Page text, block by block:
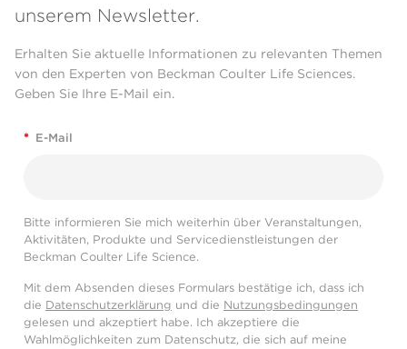
unserem Newsletter.
Erhalten Sie aktuelle Informationen zu relevanten Themen
von den Experten von Beckman Coulter Life Sciences.
Geben Sie Ihre E-Mail ein.
* E-Mail
Bitte informieren Sie mich weiterhin über Veranstaltungen,
Aktivitäten, Produkte und Servicedienstleistungen der
Beckman Coulter Life Science.
Mit dem Absenden dieses Formulars bestätige ich, dass ich
die Datenschutzerklärung und die Nutzungsbedingungen
gelesen und akzeptiert habe. Ich akzeptiere die
Wahlmöglichkeiten zum Datenschutz, die sich auf meine